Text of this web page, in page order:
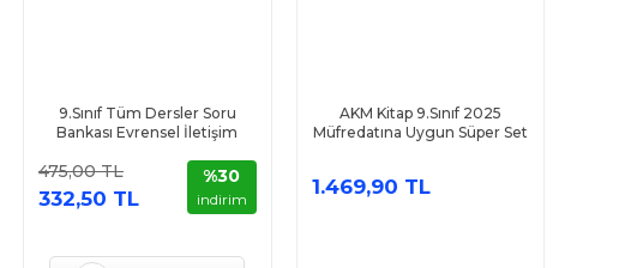
9.Sınıf Tüm Dersler Soru
Bankası Evrensel İletişim
475,00 TL
332,50 TL
%30
indirim
AKM Kitap 9.Sınıf 2025
Müfredatına Uygun Süper Set
1.469,90 TL